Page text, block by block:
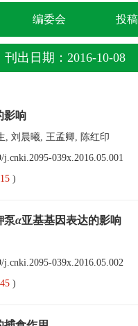
编委会 投
出日期：2016-10-08
影响
, 刘晨曦, 王孟卿, 陈红印
j.cnki.2095-039x.2016.05.001
)
泵α亚基基因表达的影响
j.cnki.2095-039x.2016.05.002
)